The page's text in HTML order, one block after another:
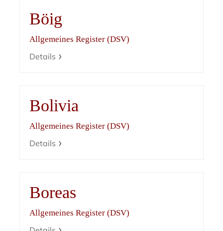
Böig
Allgemeines Register (DSV)
Details
Bolivia
Allgemeines Register (DSV)
Details
Boreas
Allgemeines Register (DSV)